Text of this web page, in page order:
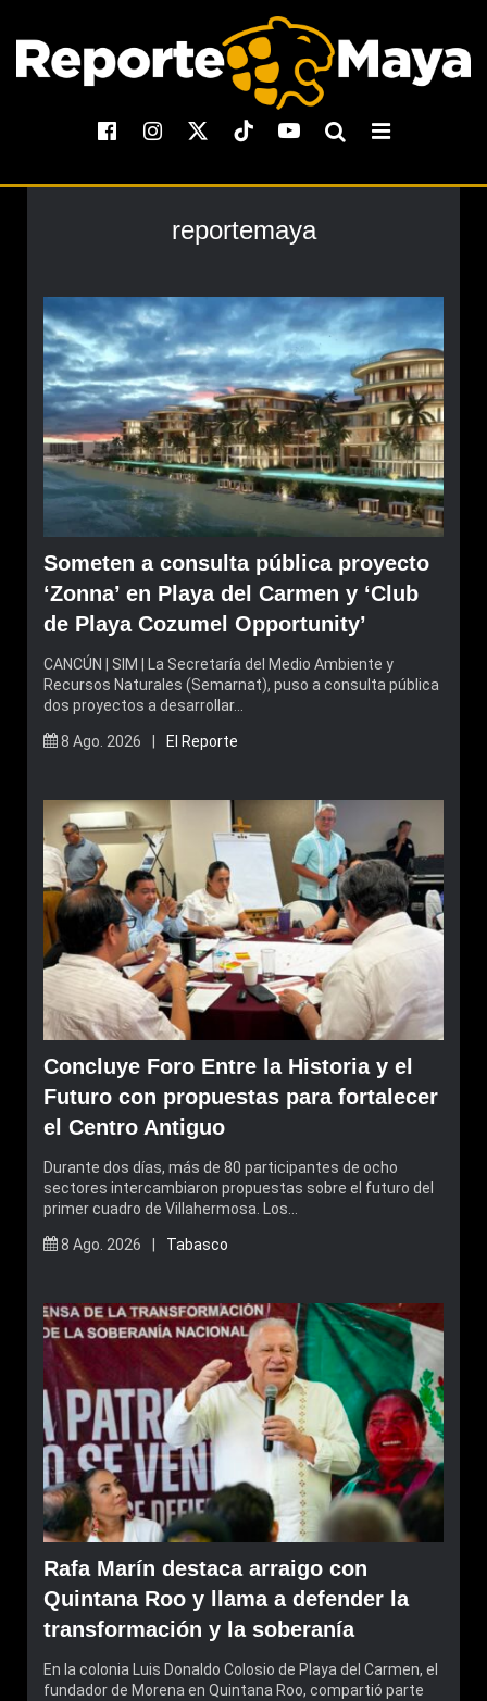
reportemaya
Someten a consulta pública proyecto
‘Zonna’ en Playa del Carmen y ‘Club
de Playa Cozumel Opportunity’
CANCÚN | SIM | La Secretaría del Medio Ambiente y
Recursos Naturales (Semarnat), puso a consulta pública
dos proyectos a desarrollar…
8 Ago. 2026 | El Reporte
Concluye Foro Entre la Historia y el
Futuro con propuestas para fortalecer
el Centro Antiguo
Durante dos días, más de 80 participantes de ocho
sectores intercambiaron propuestas sobre el futuro del
primer cuadro de Villahermosa. Los…
8 Ago. 2026 | Tabasco
Rafa Marín destaca arraigo con
Quintana Roo y llama a defender la
transformación y la soberanía
En la colonia Luis Donaldo Colosio de Playa del Carmen, el
fundador de Morena en Quintana Roo, compartió parte